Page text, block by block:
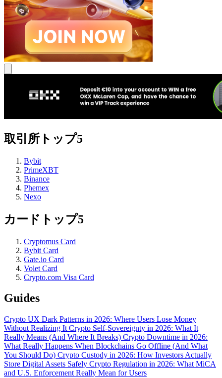
取引所トップ5
Bybit
PrimeXBT
Binance
Phemex
Nexo
カードトップ5
Cryptomus Card
Bybit Card
Gate.io Card
Volet Card
Crypto.com Visa Card
Guides
Crypto UX Dark Patterns in 2026: Where Users Lose Money
Without Realizing It Crypto Self-Sovereignty in 2026: What It
Really Means (And Where It Breaks) Crypto Downtime in 2026:
What Really Happens When Blockchains Go Offline (And What
You Should Do) Crypto Custody in 2026: How Investors Actually
Store Digital Assets Safely Crypto Regulation in 2026: What MiCA
and U.S. Enforcement Really Mean for Users